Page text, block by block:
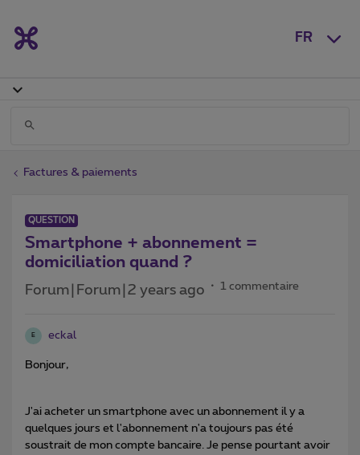
FR
Factures & paiements
QUESTION
Smartphone + abonnement =
domiciliation quand ?
Forum|Forum|2 years ago 1 commentaire
E eckal
Bonjour,
J'ai acheter un smartphone avec un abonnement il y a
quelques jours et l'abonnement n'a toujours pas été
soustrait de mon compte bancaire. Je pense pourtant avoir